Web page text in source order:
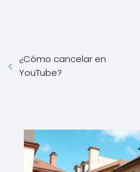
¿Cómo cancelar en
YouTube?